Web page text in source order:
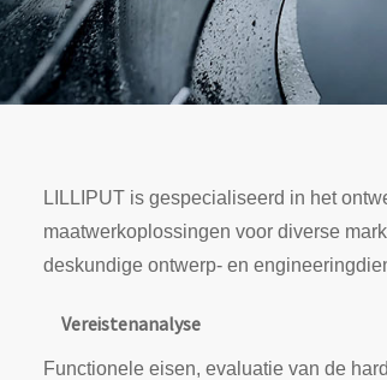
LILLIPUT is gespecialiseerd in het
maatwerkoplossingen voor diverse
deskundige ontwerp- en
Vereistenanalyse
Functionele eisen, evaluatie van de